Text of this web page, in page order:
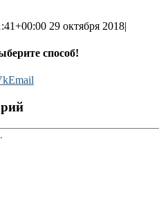
29 октября 2018|
способ!
Email